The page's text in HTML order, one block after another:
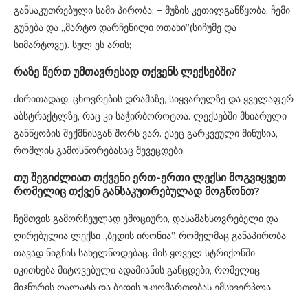
განსაკუთრებული სამი პირობა: – მუზის კეთილგანწყობა, ჩემი
გუნება და ,,მარტო დარჩენილი ოთახი”(სიჩუმე და
სიმარტოვე). სულ ეს არის;
რაზე წერთ უმთავრესად თქვენს ლექსებში?
ძირითადად, ცხოვრების დრამაზე, სიყვარულზე და ყველაფერ
აბსტრაქტლზე, რაც კი საჭირბოროტოა. ლექსებში მხიარული
განწყობის შექმნისგან შორს ვარ. ესეც გარკვეული მინუსია,
რომლის გამოსწორებასაც შევეცდები.
თუ შეგიძლიათ თქვენი ერთ-ერთი ლექსი მოგვიყვეთ
რომელიც თქვენ განსაკუთრებულად მოგწონთ?
ჩემთვის გამორჩეულად ემოციური, დასამახსოვრებელი და
ღირებულია ლექსი ,,ბედის ირონია”, რომელმაც განაპირობა
თავად წიგნის სახელწოდებაც. მის ყოველ სტრიქონში
იკითხება მიტოვებული ადამიანის განცდები, რომელიც
მიჯნურის ღალატს და ბედის უკუღმართობას ემსხვერპლა.